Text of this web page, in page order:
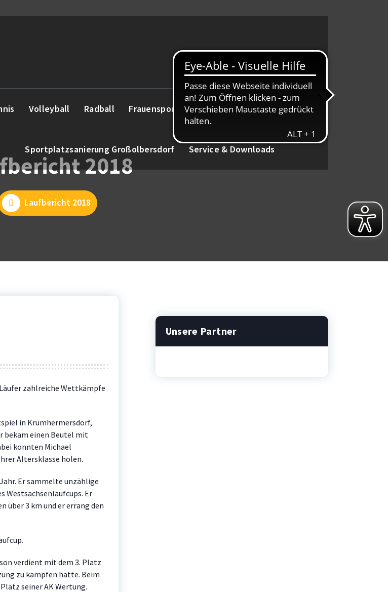
Volleyball Radball Frauensport Alte Herren Tanz
Sportplatzsanierung Großolbersdorf Service & Downloads
2018
Laufbericht 2018
Läufer zahlreiche Wettkämpfe
in Krumhermersdorf,
bekam einen Beutel mit
konnten Michael
Altersklasse holen.
Er sammelte unzählige
Westsachsenlaufcups. Er
über 3 km und er errang den
verdient mit dem 3. Platz
zu kämpfen hatte. Beim
seiner AK Wertung.
Unsere Partner